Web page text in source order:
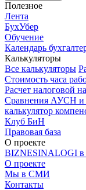
Полезное
Лента
БухУбер
Обучение
Календарь
Калькуляторы
Все калькуляторы
Стоимость часа
Расчет налоговой
Сравнения АУСН
калькулятор
Клуб БиН
Правовая база
О проекте
BIZNESINALOGI в
О проекте
Мы в СМИ
Контакты